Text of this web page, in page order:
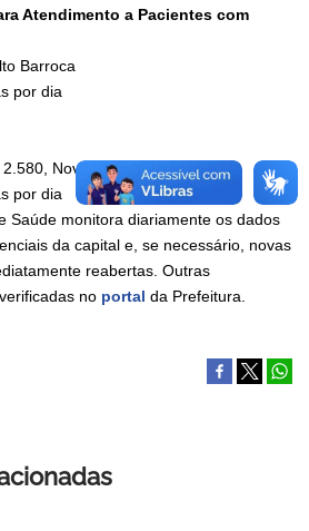
Atendimento a Pacientes com
Barroca
por dia
Novo Aarão Reis
por dia
Saúde monitora diariamente os dados
da capital e, se necessário, novas
reabertas. Outras
no portal da Prefeitura.